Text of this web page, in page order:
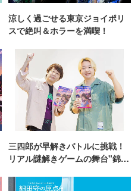
涼しく過ごせる東京ジョイポリ
スで絶叫＆ホラーを満喫！
三四郎が早解きバトルに挑戦！
リアル謎解きゲームの舞台"錦糸